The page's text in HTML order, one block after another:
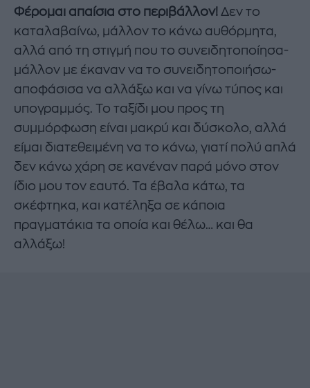
Φέρομαι απαίσια στο περιβάλλον! Δεν το
καταλαβαίνω, μάλλον το κάνω αυθόρμητα,
αλλά από τη στιγμή που το συνειδητοποίησα-
μάλλον με έκαναν να το συνειδητοποιήσω-
αποφάσισα να αλλάξω και να γίνω τύπος και
υπογραμμός. Το ταξίδι μου προς τη
συμμόρφωση είναι μακρύ και δύσκολο, αλλά
είμαι διατεθειμένη να το κάνω, γιατί πολύ απλά
δεν κάνω χάρη σε κανέναν παρά μόνο στον
ίδιο μου τον εαυτό. Τα έβαλα κάτω, τα
σκέφτηκα, και κατέληξα σε κάποια
πραγματάκια τα οποία και θέλω… και θα
αλλάξω!